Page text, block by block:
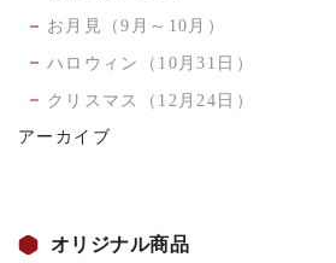
お月見（9月～10月）
ハロウィン（10月31日）
クリスマス（12月24日）
アーカイブ
オリジナル商品